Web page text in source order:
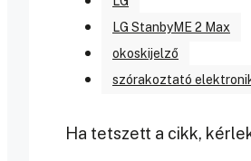
LG StanbyME 2 Max
okoskijelző
szórakoztató
Ha tetszett a cikk,